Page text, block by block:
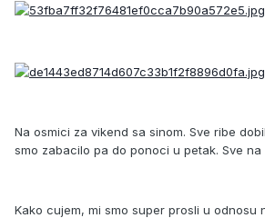
Na osmici za vikend sa sinom. Sve ribe
smo zabacilo pa do ponoci u petak. Sve
Kako cujem, mi smo super prosli u odnosu